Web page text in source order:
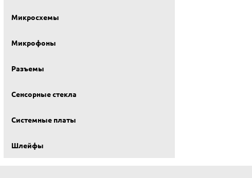
Микросхемы
Микрофоны
Разъемы
Сенсорные стекла
Системные платы
Шлейфы